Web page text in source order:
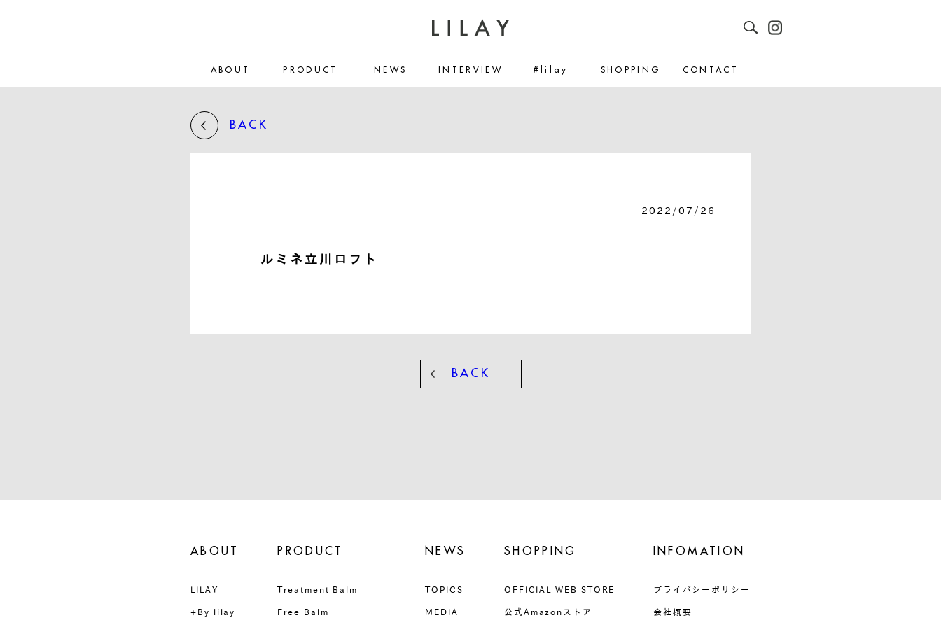
ABOUT PRODUCT NEWS INTERVIEW #lilay SHOPPING CONTACT
BACK
2022/07/26
ルミネ立川ロフト
BACK
ABOUT
LILAY
+By lilay
PRODUCT
Treatment Balm
Free Balm
NEWS
TOPICS
MEDIA
SHOPPING
OFFICIAL WEB STORE
公式Amazonストア
INFOMATION
プライバシーポリシー
会社概要